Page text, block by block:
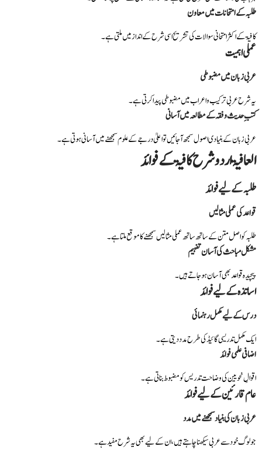
طلبہ کے امتحانات میں معاون
کافیۃ کے اکثر امتحانی سوالات کی تشریح اسی شرح کے انداز میں ملتی ہے۔
عملی اہمیت
عربی زبان میں مضبوطی
یہ شرح عربی ترکیب و اعراب میں مضبوطی پیدا کرتی ہے۔
کتبِ حدیث و فقہ کے مطالعہ میں آسانی
عربی زبان کے بنیادی اصول سمجھ آ جائیں تو اعلیٰ درجے کے علوم سمجھنے میں آسانی ہوتی ہے۔
العافیۃ اردو شرح کافیۃ کے فوائد
طلبہ کے لیے فوائد
قواعد کی عملی مثالیں
طلبہ کو اصل متن کے ساتھ ساتھ عملی مثالیں سمجھنے کا موقع ملتا ہے۔
مشکل مباحث کی آسان تفہیم
پیچیدہ قواعد بھی آسان ہو جاتے ہیں۔
اساتذہ کے لیے فوائد
درس کے لیے مکمل رہنمائی
ایک مکمل تدریسی گائیڈ کی طرح مدد دیتی ہے۔
اضافی علمی فوائد
اقوالِ نحویین کی وضاحت تدریس کو مضبوط بناتی ہے۔
عام قارئین کے لیے فوائد
عربی زبان کی بنیاد سمجھنے میں مدد
جو لوگ خود سے عربی سیکھنا چاہتے ہیں، ان کے لیے بھی یہ شرح مفید ہے۔